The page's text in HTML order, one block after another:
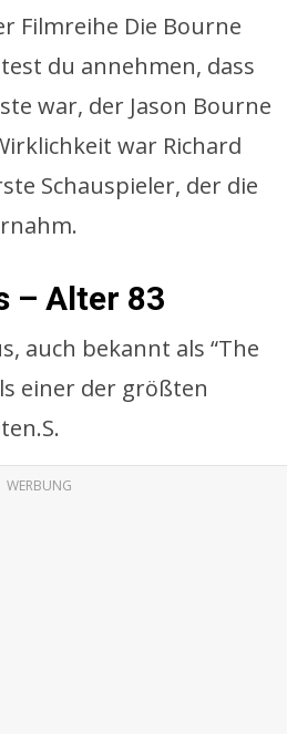
Filmreihe Die Bourne
du annehmen, dass
war, der Jason Bourne
war Richard
Schauspieler, der die
– Alter 83
auch bekannt als “The
einer der größten
WERBUNG